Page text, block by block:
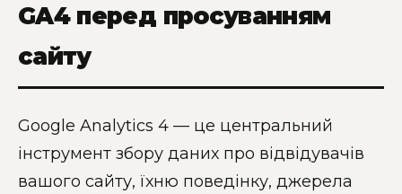
GA4 перед просуванням
сайту
Google Analytics 4 — це центральний
інструмент збору даних про відвідувачів
вашого сайту, їхню поведінку, джерела